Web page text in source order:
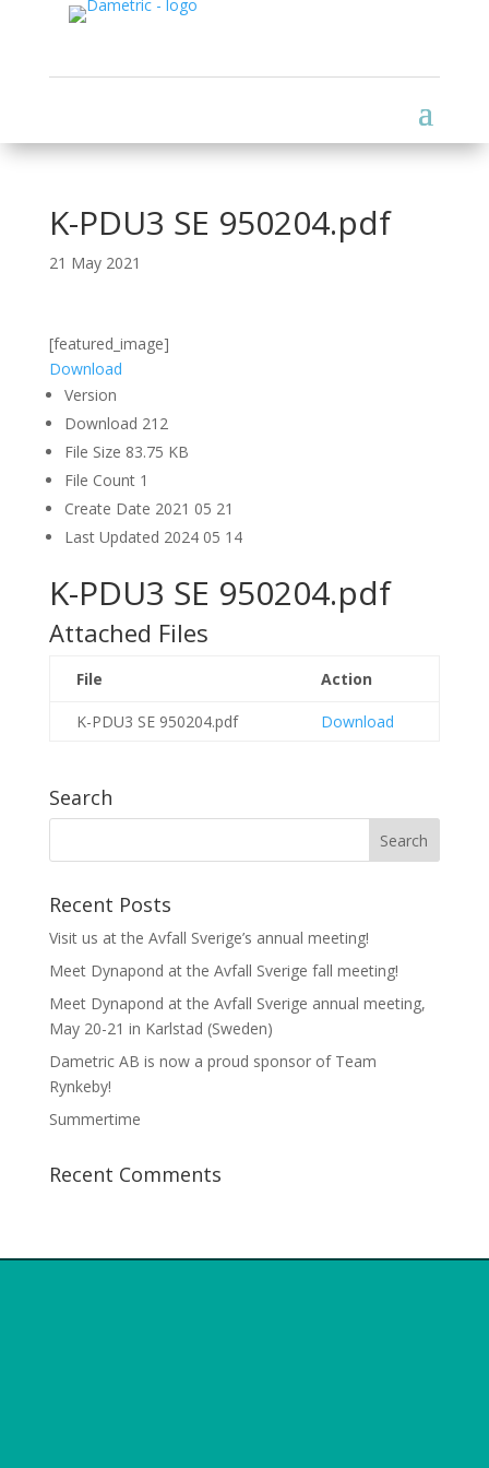
K-PDU3 SE 950204.pdf
21 May 2021
[featured_image]
Download
Version
Download 212
File Size 83.75 KB
File Count 1
Create Date 2021 05 21
Last Updated 2024 05 14
K-PDU3 SE 950204.pdf
Attached Files
File Action
K-PDU3 SE 950204.pdf Download
Search
Recent Posts
Visit us at the Avfall Sverige’s annual meeting!
Meet Dynapond at the Avfall Sverige fall meeting!
Meet Dynapond at the Avfall Sverige annual meeting,
May 20-21 in Karlstad (Sweden)
Dametric AB is now a proud sponsor of Team
Rynkeby!
Summertime
Recent Comments